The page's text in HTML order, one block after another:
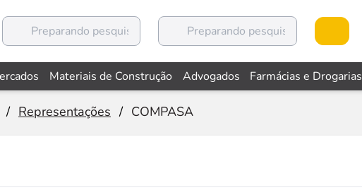
Materiais de Construção Advogados Farmácias e Drogarias
/ Representações / COMPASA